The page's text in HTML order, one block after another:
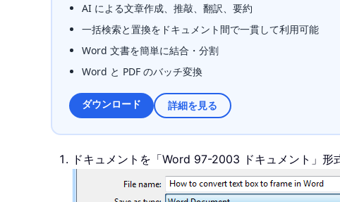
AI による文章作成、推敲、翻訳、要約
一括検索と置換をドキュメント間で一貫して利用可能
Word 文書を簡単に結合・分割
Word と PDF のバッチ変換
ダウンロード 詳細を見る
ドキュメントを「Word 97-2003 ドキュメント」形